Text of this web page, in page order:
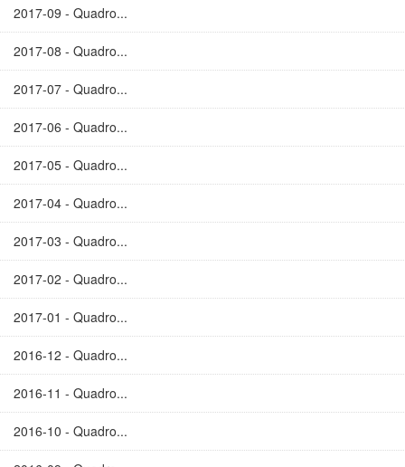
2017-09 - Quadro...
2017-08 - Quadro...
2017-07 - Quadro...
2017-06 - Quadro...
2017-05 - Quadro...
2017-04 - Quadro...
2017-03 - Quadro...
2017-02 - Quadro...
2017-01 - Quadro...
2016-12 - Quadro...
2016-11 - Quadro...
2016-10 - Quadro...